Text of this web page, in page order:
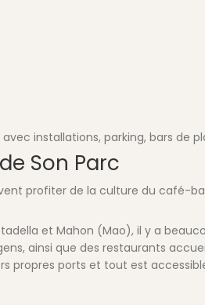
installations, parking, bars de
Son Parc
profiter de la culture du café-
et Mahon (Mao), il y a
ainsi que des restaurants
propres ports et tout est